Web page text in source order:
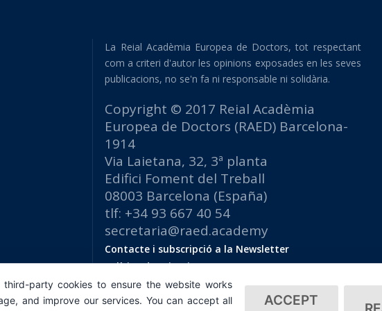
La Reial Acadèmia Europea de Doctors, tot respectant
com a criteri d'autor les opinions exposades en les seves
publicacions, no se'n fa ni responsable ni solidària.
Copyright © 2017 Reial Acadèmia
Europea de Doctors (RAED) Barcelona-
1914
Via Laietana, 32, 3ª planta
Edifici Foment del Treball
08003 Barcelona (España)
tlf: +34 93 667 40 54
secretaria@raed.academy
Contacte i subscripció a la Newsletter
Política de privacitat
party cookies to ensure the website works
and improve our services. You can accept all
ACCEPT